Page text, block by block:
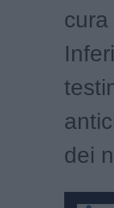
dei